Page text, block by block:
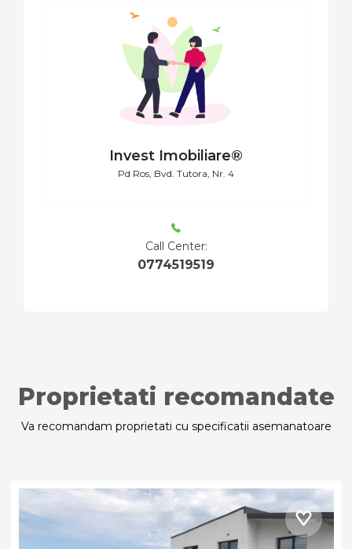
Invest Imobiliare®
Pd Ros, Bvd. Tutora, Nr. 4
Call Center:
0774519519
Proprietati recomandate
Va recomandam proprietati cu specificatii asemanatoare